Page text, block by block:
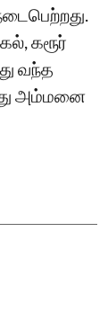
கரூர்
வந்த
அம்மனை